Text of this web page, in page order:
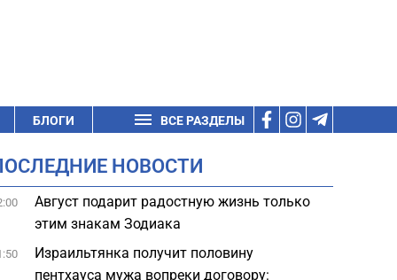
БЛОГИ ВСЕ РАЗДЕЛЫ
НОВОСТИ
Август подарит радостную жизнь только
этим знакам Зодиака
Израильтянка получит половину
пентхауса мужа вопреки договору: